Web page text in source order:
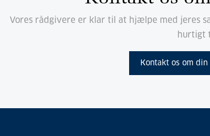
Vores rådgivere er klar til at hjælpe med jeres
hurtigt
Kontakt os om din